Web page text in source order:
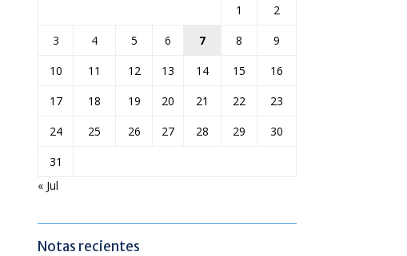
1
2
3
4 5 6 7 8
9
10
11 12 13 14 15
16
17
18 19 20 21 22
23
24
25 26 27 28 29
30
31
« Jul
Notas recientes